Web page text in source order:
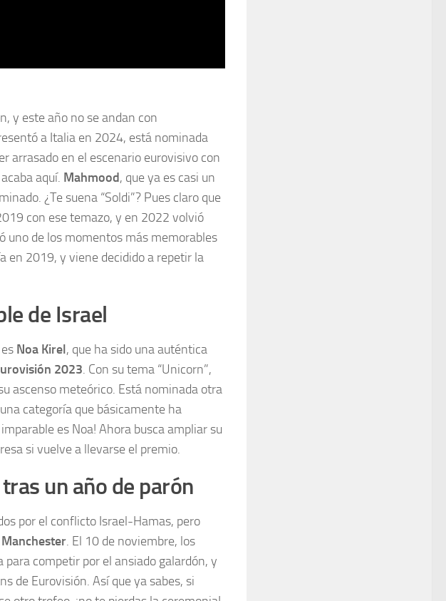
y este año no se andan con
a Italia en 2024, está nominada
arrasado en el escenario eurovisivo con
aquí. Mahmood, que ya es casi un
¿Te suena “Soldi”? Pues claro que
con ese temazo, y en 2022 volvió
uno de los momentos más memorables
en 2019, y viene decidido a repetir la
de Israel
Noa Kirel, que ha sido una auténtica
2023. Con su tema “Unicorn”,
ascenso meteórico. Está nominada otra
categoría que básicamente ha
es Noa! Ahora busca ampliar su
si vuelve a llevarse el premio.
un año de parón
por el conflicto Israel-Hamas, pero
Manchester. El 10 de noviembre, los
competir por el ansiado galardón, y
de Eurovisión. Así que ya sabes, si